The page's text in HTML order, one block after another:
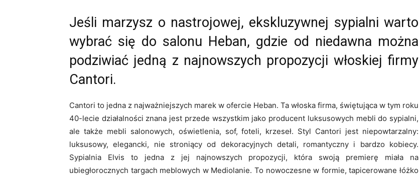
Jeśli marzysz o nastrojowej, ekskluzywnej sypialni warto
wybrać się do salonu Heban, gdzie od niedawna można
podziwiać jedną z najnowszych propozycji włoskiej firmy
Cantori.
Cantori to jedna z najważniejszych marek w ofercie Heban. Ta włoska firma, świętująca w tym roku
40-lecie działalności znana jest przede wszystkim jako producent luksusowych mebli do sypialni,
ale także mebli salonowych, oświetlenia, sof, foteli, krzeseł. Styl Cantori jest niepowtarzalny:
luksusowy, elegancki, nie stroniący od dekoracyjnych detali, romantyczny i bardzo kobiecy.
Sypialnia Elvis to jedna z jej najnowszych propozycji, która swoją premierę miała na
ubiegłorocznych targach meblowych w Mediolanie. To nowoczesne w formie, tapicerowane łóżko